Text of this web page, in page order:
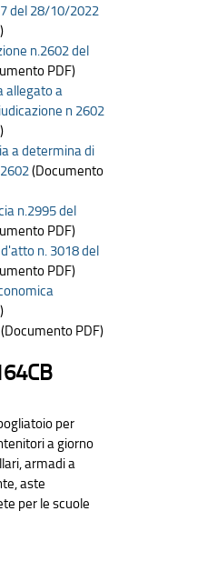
del 28/10/2022
n.2602 del
PDF)
allegato a
n 2602
a determina di
(Documento
n.2995 del
PDF)
n. 3018 del
PDF)
(Documento PDF)
per
a giorno
armadi a
aste
per le scuole